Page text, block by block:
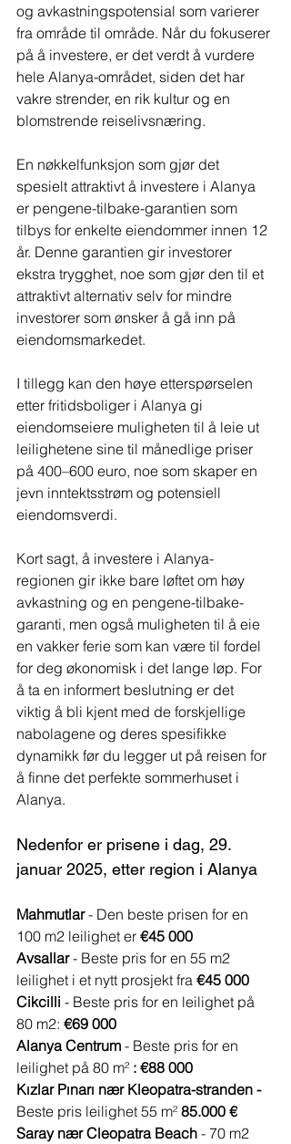
og avkastningspotensial som varierer
fra område til område. Når du fokuserer
på å investere, er det verdt å vurdere
hele Alanya-området, siden det har
vakre strender, en rik kultur og en
blomstrende reiselivsnæring.
En nøkkelfunksjon som gjør det
spesielt attraktivt å investere i Alanya
er pengene-tilbake-garantien som
tilbys for enkelte eiendommer innen 12
år. Denne garantien gir investorer
ekstra trygghet, noe som gjør den til et
attraktivt alternativ selv for mindre
investorer som ønsker å gå inn på
eiendomsmarkedet.
I tillegg kan den høye etterspørselen
etter fritidsboliger i Alanya gi
eiendomseiere muligheten til å leie ut
leilighetene sine til månedlige priser
på 400–600 euro, noe som skaper en
jevn inntektsstrøm og potensiell
eiendomsverdi.
Kort sagt, å investere i Alanya-
regionen gir ikke bare løftet om høy
avkastning og en pengene-tilbake-
garanti, men også muligheten til å eie
en vakker ferie som kan være til fordel
for deg økonomisk i det lange løp. For
å ta en informert beslutning er det
viktig å bli kjent med de forskjellige
nabolagene og deres spesifikke
dynamikk før du legger ut på reisen for
å finne det perfekte sommerhuset i
Alanya.
Nedenfor er prisene i dag, 29.
januar 2025, etter region i Alanya
Mahmutlar - Den beste prisen for en
100 m2 leilighet er €45 000
Avsallar - Beste pris for en 55 m2
leilighet i et nytt prosjekt fra €45 000
Cikcilli - Beste pris for en leilighet på
80 m2: €69 000
Alanya Centrum - Beste pris for en
leilighet på 80 m² : €88 000
Kızlar Pınarı nær Kleopatra-stranden -
Beste pris leilighet 55 m² 85.000 €
Saray nær Cleopatra Beach - 70 m2